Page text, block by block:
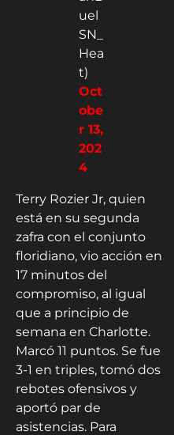
uel
SN_
Hea
t)
Oct
obe
r 13,
202
4
Terry Rozier Jr, quien
está en su segunda
zafra con el conjunto
floridiano, vio acción en
17 minutos del
compromiso, al igual
que a principio de
semana en Charlotte.
Marcó 11 puntos. Se fue
3-1 en triples, tomó dos
rebotes ofensivos y
aportó par de
asistencias. Para